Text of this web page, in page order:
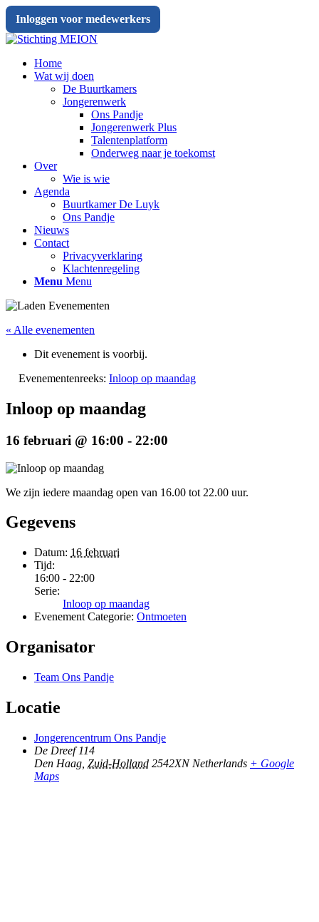
Inloggen voor medewerkers
Home
Wat wij doen
De Buurtkamers
Jongerenwerk
Ons Pandje
Jongerenwerk Plus
Talentenplatform
Onderweg naar je toekomst
Over
Wie is wie
Agenda
Buurtkamer De Luyk
Ons Pandje
Nieuws
Contact
Privacyverklaring
Klachtenregeling
Menu Menu
« Alle evenementen
Dit evenement is voorbij.
Evenementenreeks: Inloop op maandag
Inloop op maandag
16 februari @ 16:00 - 22:00
We zijn iedere maandag open van 16.00 tot 22.00 uur.
Gegevens
Datum: 16 februari
Tijd:
16:00 - 22:00
Serie:
Inloop op maandag
Evenement Categorie: Ontmoeten
Organisator
Team Ons Pandje
Locatie
Jongerencentrum Ons Pandje
De Dreef 114
Den Haag Zuid-Holland 2542XN Netherlands + Google
Maps